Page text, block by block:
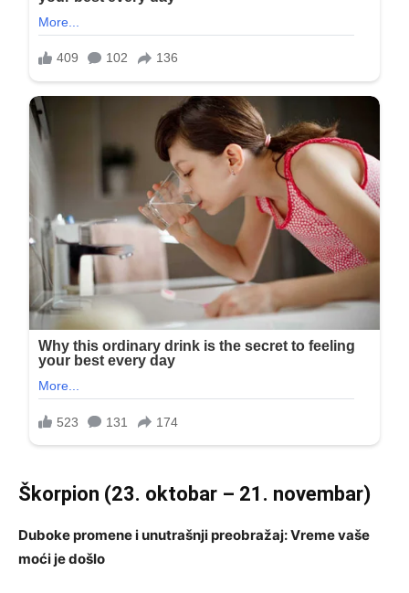
Škorpion (23. oktobar – 21. novembar)
Duboke promene i unutrašnji preobražaj: Vreme vaše
moći je došlo